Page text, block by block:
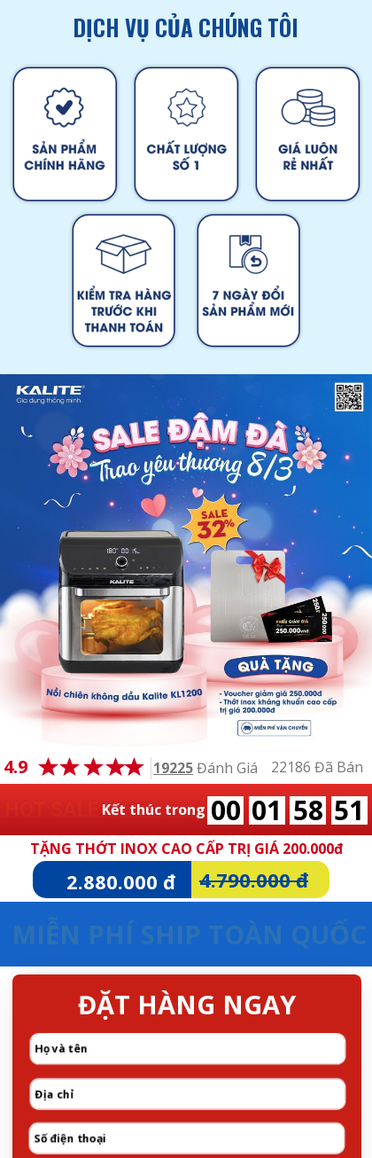
DỊCH VỤ CỦA CHÚNG TÔI
19225Đánh Giá 22186 Đã Bán
4.9
Kết thúc trong 00 01 58 49
2.880.000 đ 4.790.000 đ
TẶNG THỚT INOX CAO CẤP TRỊ GIÁ 200.000đ
ĐẶT HÀNG NGAY